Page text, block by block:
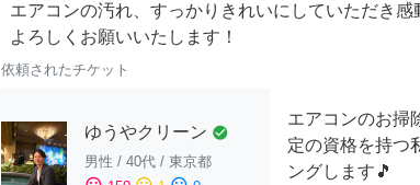
エアコンの汚れ、すっかりきれいにしていただき感
よろしくお願いいたします！
依頼されたチケット
ゆうやクリーン check_circle
男性 / 40代 / 東京都
エアコンのお掃
定の資格を持つ
ングします🎵